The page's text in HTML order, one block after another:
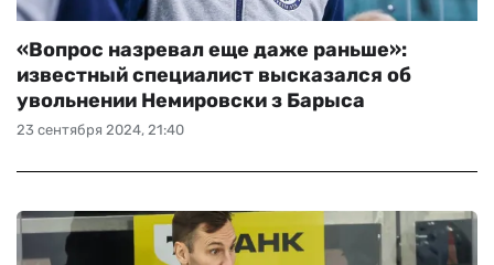
23 сентября 2024, 21:40
«‎Вопрос назревал еще даже раньше»:
известный специалист высказался об
увольнении Немировски з Барыса